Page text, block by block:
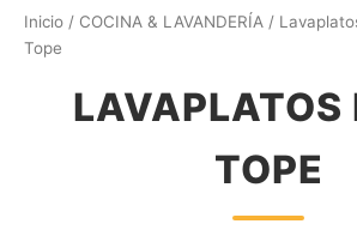
Inicio / COCINA & LAVANDERÍA /
Tope
LAVAPLATOS
TOPE